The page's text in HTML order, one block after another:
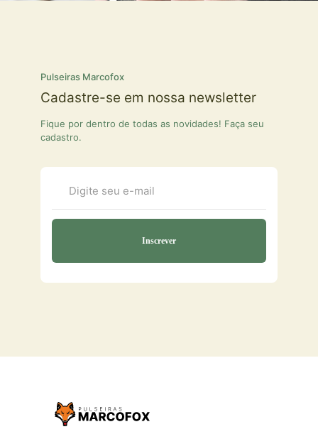
Pulseiras Marcofox
Cadastre-se em nossa newsletter
Fique por dentro de todas as novidades! Faça seu
cadastro.